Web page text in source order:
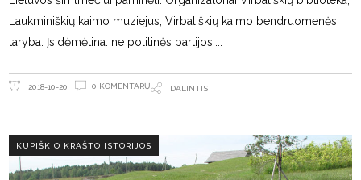
Laukminiškių kaimo muziejus, Virbališkių kaimo bendruomenės
taryba. Įsidėmėtina: ne politinės partijos,
2018-10-20 0 KOMENTARŲ DALINTIS
KUPIŠKIO KRAŠTO ISTORIJOS